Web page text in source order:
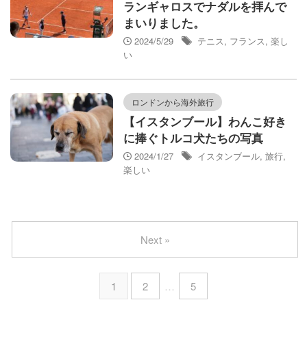
ランギャロスでナダルを拝んで
まいりました。
2024/5/29
テニス, フランス, 楽し
い
ロンドンから海外旅行
【イスタンブール】わんこ好き
に捧ぐトルコ犬たちの写真
2024/1/27
イスタンブール, 旅行,
楽しい
1 2 … 5
Next »